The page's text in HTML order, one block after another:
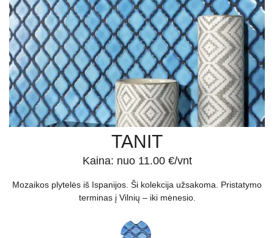
TANIT
Kaina: nuo 11.00 €/vnt
Mozaikos plytelės iš Ispanijos. Ši kolekcija užsakoma. Pristatymo
terminas į Vilnių – iki mėnesio.